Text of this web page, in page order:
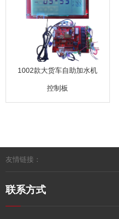
1002款大货车自助加水机
控制板
友情链接：
联系方式